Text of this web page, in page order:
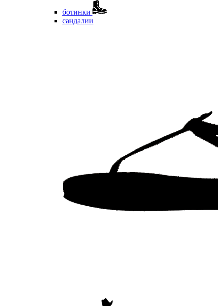
ботинки
сандалии